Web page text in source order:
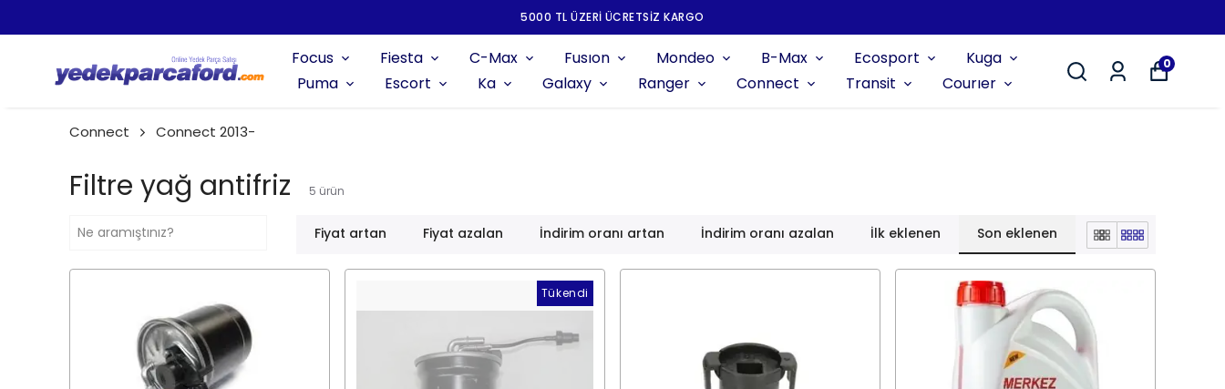
5000 TL ÜZERI ÜCRETSIZ KARGO
Focus Fiesta C-Max Fusıon Mondeo B-Max Ecosport
Kuga
Puma
Escort Ka Galaxy Ranger Connect Transit Courıer
0
Connect Connect 2013-
Filtre yağ antifriz 5 ürün
Fiyat artan Fiyat azalan İndirim oranı artan İndirim oranı azalan İlk eklenen Son eklenen
Tükendi